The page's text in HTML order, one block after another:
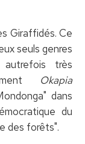
Giraffidés. Ce
seuls genres
très
Okapia
dans
du
des forêts".